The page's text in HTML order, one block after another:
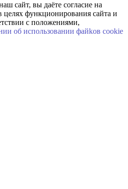
сайт, вы даёте согласие на
целях функционирования сайта и
с положениями,
об использовании файkов cookie